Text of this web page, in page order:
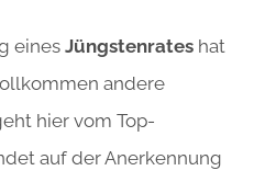
eines Jüngstenrates hat
andere
hier vom Top-
auf der Anerkennung